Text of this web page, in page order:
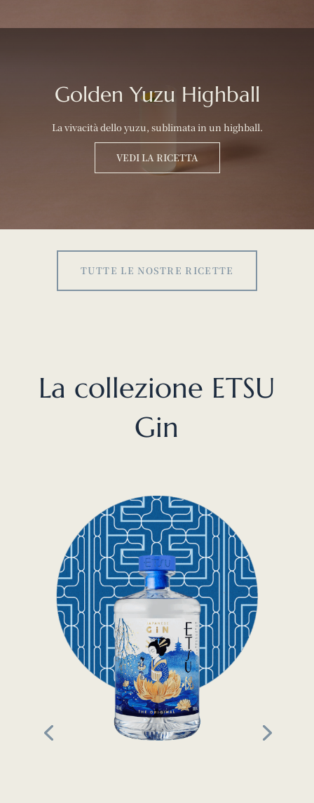
Golden Yuzu Highball
La vivacità dello yuzu, sublimata in un highball.
VEDI LA RICETTA
TUTTE LE NOSTRE RICETTE
La collezione ETSU
Gin